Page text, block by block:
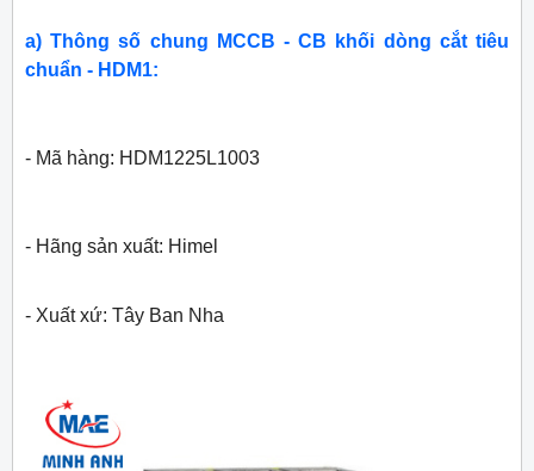
a) Thông số chung MCCB - CB khối dòng cắt tiêu
chuẩn - HDM1:
- Mã hàng: HDM1225L1003
- Hãng sản xuất: Himel
- Xuất xứ: Tây Ban Nha